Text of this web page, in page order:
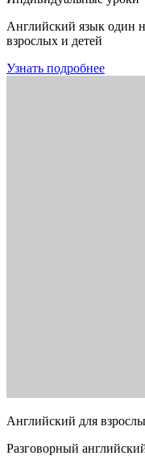
Английский язык один
взрослых и детей
Узнать подробнее
Английский для
Разговорный